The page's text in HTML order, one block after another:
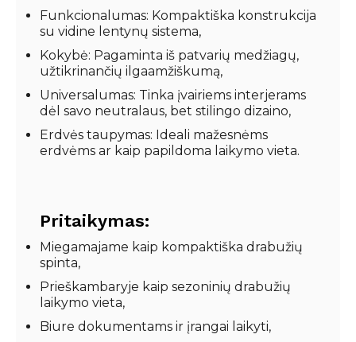
Funkcionalumas: Kompaktiška konstrukcija
su vidine lentynų sistema,
Kokybė: Pagaminta iš patvarių medžiagų,
užtikrinančių ilgaamžiškumą,
Universalumas: Tinka įvairiems interjerams
dėl savo neutralaus, bet stilingo dizaino,
Erdvės taupymas: Ideali mažesnėms
erdvėms ar kaip papildoma laikymo vieta.
Pritaikymas:
Miegamajame kaip kompaktiška drabužių
spinta,
Prieškambaryje kaip sezoninių drabužių
laikymo vieta,
Biure dokumentams ir įrangai laikyti,